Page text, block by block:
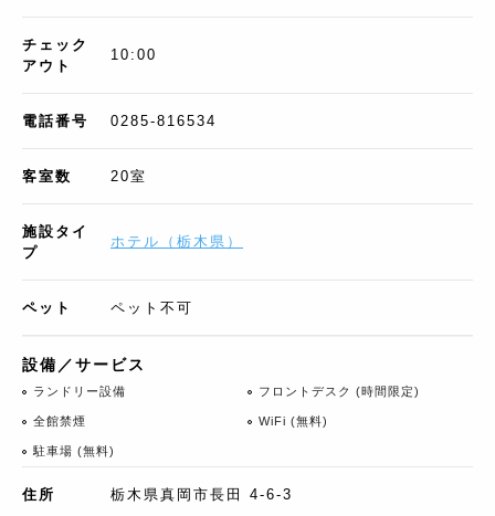
チェック
アウト
10:00
電話番号 0285-816534
客室数 20室
施設タイ
プ
ホテル （ 栃木県 ）
ペット ペット不可
設備／サービス
ランドリー設備 フロントデスク (時間限定)
全館禁煙 WiFi (無料)
駐車場 (無料)
住所 栃木県真岡市長田 4-6-3